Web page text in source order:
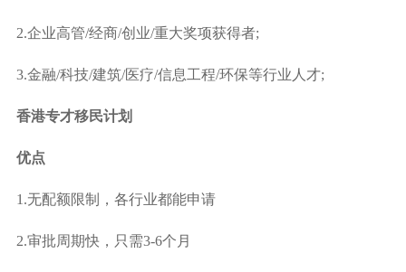
2.企业高管/经商/创业/重大奖项获得者;
3.金融/科技/建筑/医疗/信息工程/环保等行业人才;
香港专才移民计划
优点
1.无配额限制，各行业都能申请
2.审批周期快，只需3-6个月